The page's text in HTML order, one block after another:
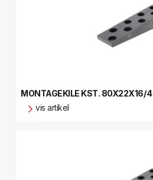
MONTAGEKILE KST. 80X22X16/4
vis artikel